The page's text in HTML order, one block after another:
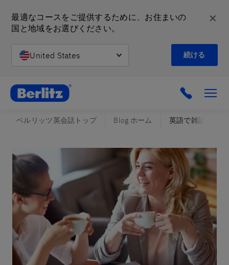
最適なコースをご提供するために、お住まいの
国と地域をお選びください。
United States 続ける
✕
英会話教室と語学スクール | ベルリッツ
ベルリッツ英会話トップ Blog ホーム 英語で雑談！人